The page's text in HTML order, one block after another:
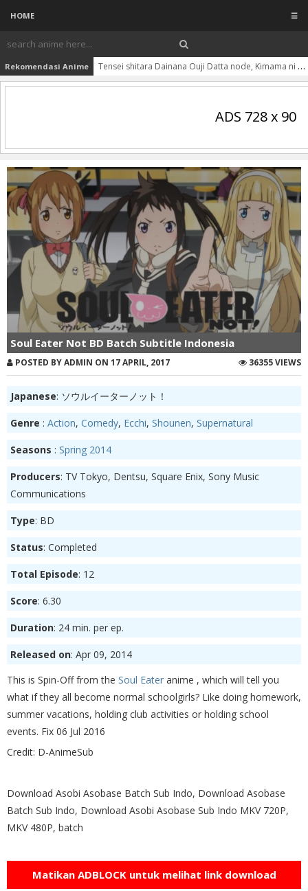
HOME ☰
Rekomendasi Anime Tensei shitara Dainana Ouji Datta node, Kimama ni Majutsu wo Kiwamemasu Season 2 Batch Subtitle Indonesia
ADS 728 x 90
Soul Eater Not BD Batch Subtitle Indonesia
POSTED BY ADMIN ON 17 APRIL, 2017 36355 VIEWS
Japanese: ソウルイーターノット！
Genre : Action, Comedy, Ecchi, Shounen, Supernatural
Seasons : Spring 2014
Producers: TV Tokyo, Dentsu, Square Enix, Sony Music
Communications
Type: BD
Status: Completed
Total Episode: 12
Score: 6.30
Duration: 24 min. per ep.
Released on: Apr 09, 2014
This is Spin-Off from the Soul Eater anime , which will tell you
what if they all become normal schoolgirls? Like doing homework,
summer vacations, holding club activities or holding school
events. Fix 06 Jul 2016
Credit: D-AnimeSub
Download Asobi Asobase Batch Sub Indo, Download Asobase
Batch Sub Indo, Download Asobi Asobase Sub Indo MKV 720P,
MKV 480P, batch
Matikan ADBLOCK untuk melihat link download